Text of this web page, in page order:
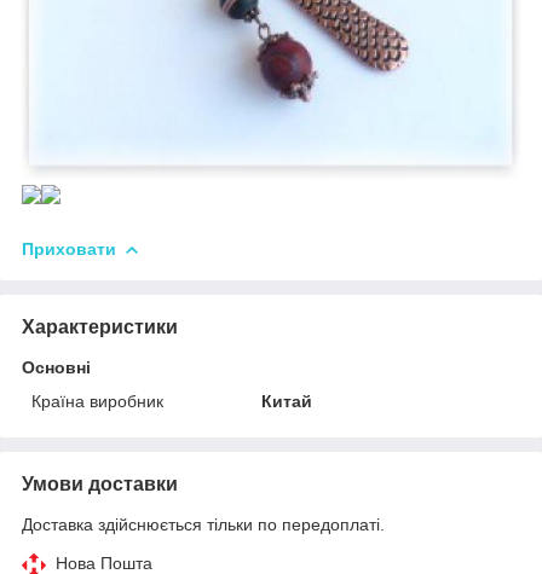
Приховати
Характеристики
Основні
Країна виробник
Китай
Умови доставки
Доставка здійснюється тільки по передоплаті.
Нова Пошта